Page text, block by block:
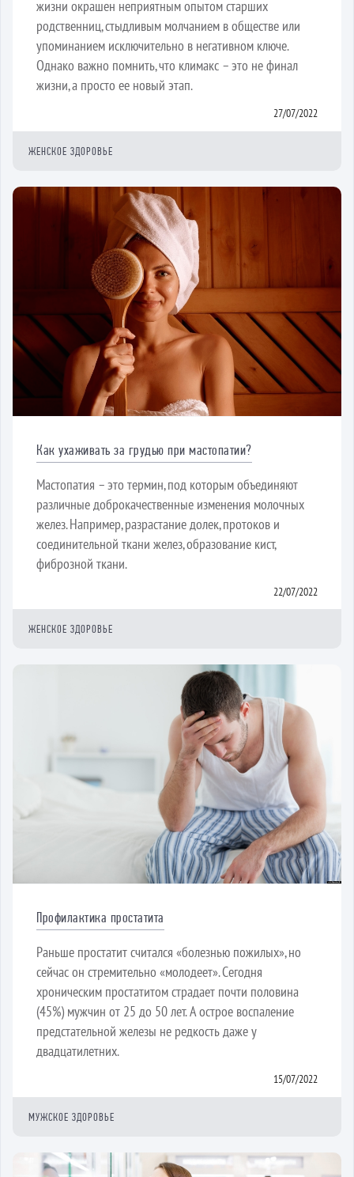
жизни окрашен неприятным опытом старших
родственниц, стыдливым молчанием в обществе или
упоминанием исключительно в негативном ключе.
Однако важно помнить, что климакс – это не финал
жизни, а просто ее новый этап.
27/07/2022
ЖЕНСКОЕ ЗДОРОВЬЕ
Как ухаживать за грудью при мастопатии?
Мастопатия – это термин, под которым объединяют
различные доброкачественные изменения молочных
желез. Например, разрастание долек, протоков и
соединительной ткани желез, образование кист,
фиброзной ткани.
22/07/2022
ЖЕНСКОЕ ЗДОРОВЬЕ
Профилактика простатита
Раньше простатит считался «болезнью пожилых», но
сейчас он стремительно «молодеет». Сегодня
хроническим простатитом страдает почти половина
(45%) мужчин от 25 до 50 лет. А острое воспаление
предстательной железы не редкость даже у
двадцатилетних.
15/07/2022
МУЖСКОЕ ЗДОРОВЬЕ